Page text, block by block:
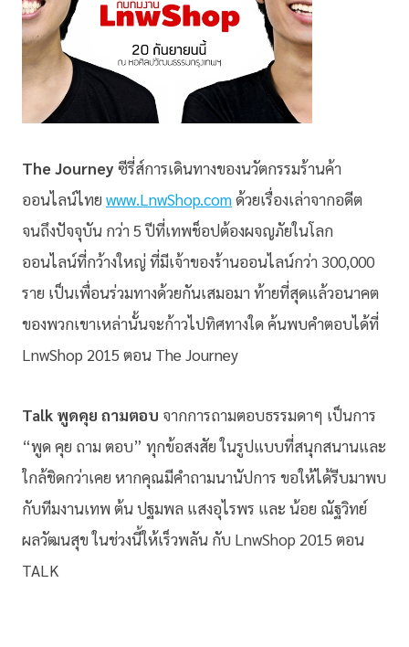
The Journeyซีรี่ส์การเดินทางของนวัตกรรมร้านค้า
ออนไลน์ไทย www.LnwShop.comด้วยเรื่องเล่าจากอดีต
จนถึงปัจจุบัน กว่า 5 ปีที่เทพช็อปต้องผจญภัยในโลก
ออนไลน์ที่กว้างใหญ่ ที่มีเจ้าของร้านออนไลน์กว่า 300,000
ราย เป็นเพื่อนร่วมทางด้วยกันเสมอมา ท้ายที่สุดแล้วอนาคต
ของพวกเขาเหล่านั้นจะก้าวไปทิศทางใด ค้นพบคำตอบได้ที่
LnwShop 2015 ตอน The Journey
Talk พูดคุย ถามตอบ จากการถามตอบธรรมดาๆ เป็นการ
“พูด คุย ถาม ตอบ” ทุกข้อสงสัย ในรูปแบบที่สนุกสนานและ
ใกล้ชิดกว่าเคย หากคุณมีคำถามนานัปการ ขอให้ได้รีบมาพบ
กับทีมงานเทพ ต้น ปฐมพล แสงอุไรพร และ น้อย ณัฐวิทย์
ผลวัฒนสุข ในช่วงนี้ให้เร็วพลัน กับ LnwShop 2015 ตอน
TALK